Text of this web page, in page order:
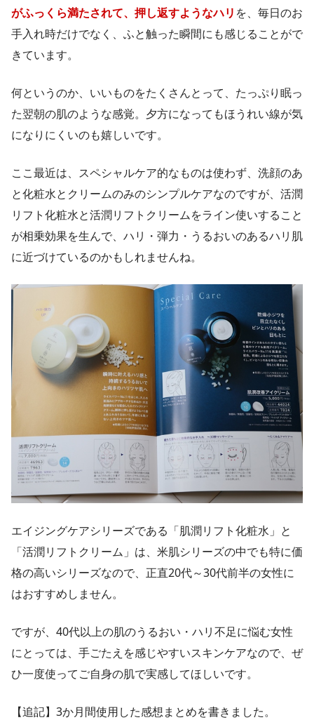
がふっくら満たされて、押し返すようなハリ を、毎日のお
手入れ時だけでなく、ふと触った瞬間にも感じることがで
きています。
何というのか、いいものをたくさんとって、たっぷり眠っ
た翌朝の肌のような感覚。夕方になってもほうれい線が気
になりにくいのも嬉しいです。
ここ最近は、スペシャルケア的なものは使わず、洗顔のあ
と化粧水とクリームのみのシンプルケアなのですが、活潤
リフト化粧水と活潤リフトクリームをライン使いすること
が相乗効果を生んで、ハリ・弾力・うるおいのあるハリ肌
に近づけているのかもしれませんね。
エイジングケアシリーズである「肌潤リフト化粧水」と
「活潤リフトクリーム」は、米肌シリーズの中でも特に価
格の高いシリーズなので、正直20代～30代前半の女性に
はおすすめしません。
ですが、40代以上の肌のうるおい・ハリ不足に悩む女性
にとっては、手ごたえを感じやすいスキンケアなので、ぜ
ひ一度使ってご自身の肌で実感してほしいです。
【追記】3か月間使用した感想まとめを書きました。